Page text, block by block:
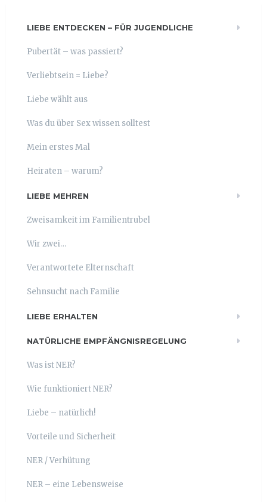
LIEBE ENTDECKEN – FÜR JUGENDLICHE
Pubertät – was passiert?
Verliebtsein = Liebe?
Liebe wählt aus
Was du über Sex wissen solltest
Mein erstes Mal
Heiraten – warum?
LIEBE MEHREN
Zweisamkeit im Familientrubel
Wir zwei…
Verantwortete Elternschaft
Sehnsucht nach Familie
LIEBE ERHALTEN
NATÜRLICHE EMPFÄNGNISREGELUNG
Was ist NER?
Wie funktioniert NER?
Liebe – natürlich!
Vorteile und Sicherheit
NER / Verhütung
NER – eine Lebensweise